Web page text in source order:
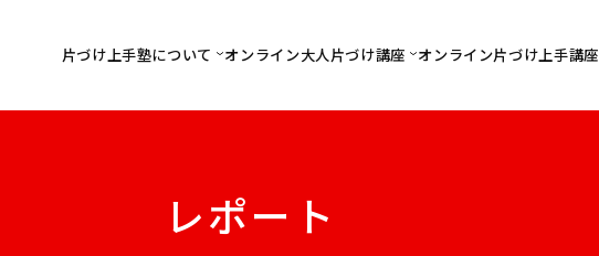
片づけ上手塾について オンライン大人片づけ講座 オンライン片づけ上手講座
レポート